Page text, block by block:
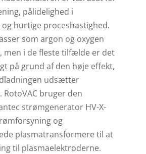
pålidelighed i
hurtige proceshastighed.
som argon og oxygen
men i de fleste tilfælde er det
på grund af den høje effekt,
udsætter
bruger den
strømgenerator HV-X-
og
plasmatransformere til at
til plasmaelektroderne.